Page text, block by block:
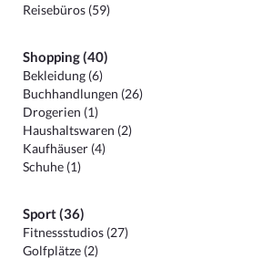
Reisebüros (59)
Shopping (40)
Bekleidung (6)
Buchhandlungen (26)
Drogerien (1)
Haushaltswaren (2)
Kaufhäuser (4)
Schuhe (1)
Sport (36)
Fitnessstudios (27)
Golfplätze (2)